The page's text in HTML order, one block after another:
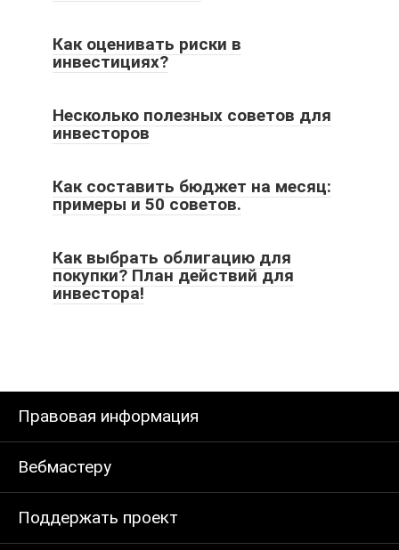
Как оценивать риски в
инвестициях?
Несколько полезных советов для
инвесторов
Как составить бюджет на месяц:
примеры и 50 советов.
Как выбрать облигацию для
покупки? План действий для
инвестора!
Правовая информация
Вебмастеру
Поддержать проект